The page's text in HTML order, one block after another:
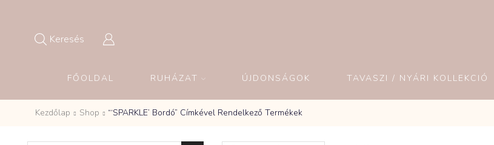
Keresés
FŐOLDAL RUHÁZAT ÚJDONSÁGOK TAVASZI / NYÁRI KOLLEKCIÓ
Kezdőlap Shop “‘SPARKLE’ Bordó” Címkével Rendelkező Termékek